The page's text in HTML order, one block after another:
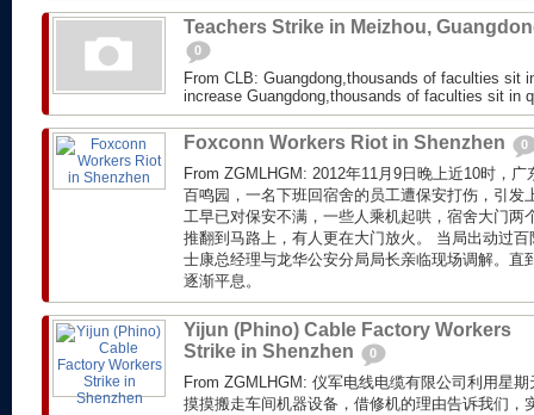
Teachers Strike in Meizhou,
0
From CLB: Guangdong,thousands of faculties sit
increase Guangdong,thousands of faculties sit in
Foxconn Workers Riot in Shenzhen 0
From ZGMLHGM: 2012年11月9日晚上近10时，
百鸣园，一名下班回宿舍的员工遭保安打伤，引发
工早已对保安不满，一些人乘机起哄，宿舍大门两
推翻到马路上，有人更在大门放火。 当局出动过
士康总经理与龙华公安分局局长亲临现场调解。直
逐渐平息。
Yijun (Phino) Cable Factory Workers
Strike in Shenzhen
0
From ZGMLHGM: 仪军电线电缆有限公司利用星
摸摸搬走车间机器设备，借修机的理由告诉我们，